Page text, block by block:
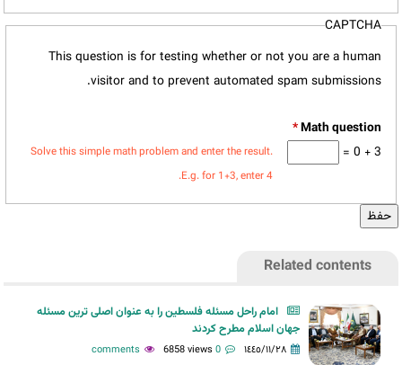
CAPTCHA
This question is for testing whether or not you are a human
visitor and to prevent automated spam submissions.
*
3 + 0 =
Solve this simple math problem and enter the result.
E.g. for 1+3, enter 4.
Related contents
امام راحل مسئله فلسطین را به عنوان اصلی ترین مسئله
جهان اسلام مطرح کردند
١٤٤٥/١١/٢٨ 0 comments
6858 views